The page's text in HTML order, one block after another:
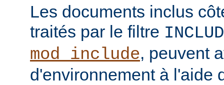
Les documents inclus
traités par le filtre
mod_include, peuvent
d'environnement à l'aide